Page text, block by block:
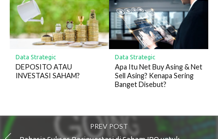
Data Strategic
DEPOSITO ATAU
INVESTASI SAHAM?
Data Strategic
Apa Itu Net Buy Asing & Net
Sell Asing? Kenapa Sering
Banget Disebut?
PREV POST